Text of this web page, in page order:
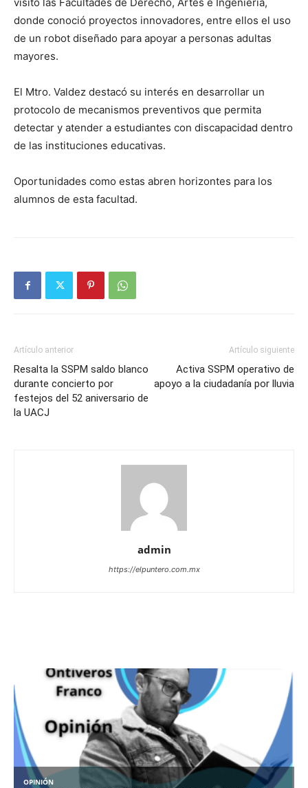
visitó las Facultades de Derecho, Artes e Ingeniería,
donde conoció proyectos innovadores, entre ellos el uso
de un robot diseñado para apoyar a personas adultas
mayores.
El Mtro. Valdez destacó su interés en desarrollar un
protocolo de mecanismos preventivos que permita
detectar y atender a estudiantes con discapacidad dentro
de las instituciones educativas.
Oportunidades como estas abren horizontes para los
alumnos de esta facultad.
Artículo anterior
Resalta la SSPM saldo blanco
durante concierto por
festejos del 52 aniversario de
la UACJ
Artículo siguiente
Activa SSPM operativo de
apoyo a la ciudadanía por lluvia
admin
https://elpuntero.com.mx